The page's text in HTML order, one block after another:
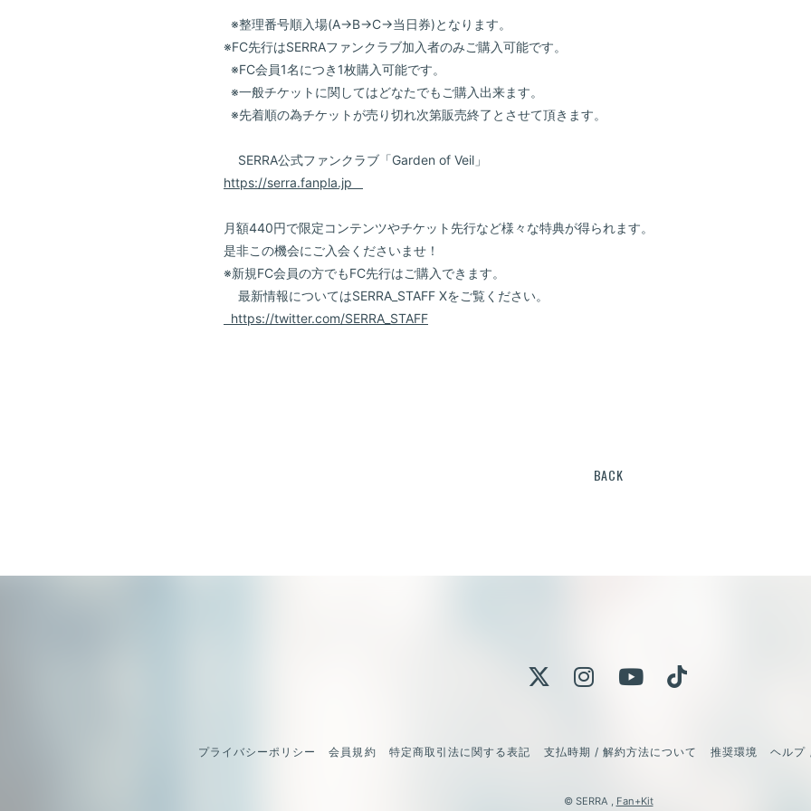
※整理番号順入場(A→B→C→当日券)となります。
※FC先行はSERRAファンクラブ加入者のみご購入可能です。
※FC会員1名につき1枚購入可能です。
※一般チケットに関してはどなたでもご購入出来ます。
※先着順の為チケットが売り切れ次第販売終了とさせて頂きます。
SERRA公式ファンクラブ「Garden of Veil」
https://serra.fanpla.jp
月額440円で限定コンテンツやチケット先行など様々な特典が得られます。
是非この機会にご入会くださいませ！
※新規FC会員の方でもFC先行はご購入できます。
最新情報についてはSERRA_STAFF Xをご覧ください。
https://twitter.com/SERRA_STAFF
BACK
プライバシーポリシー 会員規約 特定商取引法に関する表記 支払時期 / 解約方法について 推奨環境 ヘルプ
© SERRA , Fan+Kit